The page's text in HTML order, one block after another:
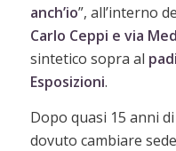
anch’io”, all’interno
Carlo Ceppi e via
sintetico sopra al
Esposizioni.
Dopo quasi 15 anni
dovuto cambiare